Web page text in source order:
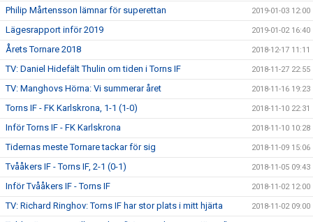
Philip Mårtensson lämnar för superettan 2019-01-03 12:00
Lägesrapport inför 2019 2019-01-02 16:40
Årets Tornare 2018 2018-12-17 11:11
TV: Daniel Hidefält Thulin om tiden i Torns IF 2018-11-27 22:55
TV: Manghovs Hörna: Vi summerar året 2018-11-16 19:23
Torns IF - FK Karlskrona, 1-1 (1-0) 2018-11-10 22:31
Inför Torns IF - FK Karlskrona 2018-11-10 10:28
Tidernas meste Tornare tackar för sig 2018-11-09 15:06
Tvååkers IF - Torns IF, 2-1 (0-1) 2018-11-05 09:43
Inför Tvååkers IF - Torns IF 2018-11-02 12:00
TV: Richard Ringhov: Torns IF har stor plats i mitt hjärta 2018-11-02 09:00